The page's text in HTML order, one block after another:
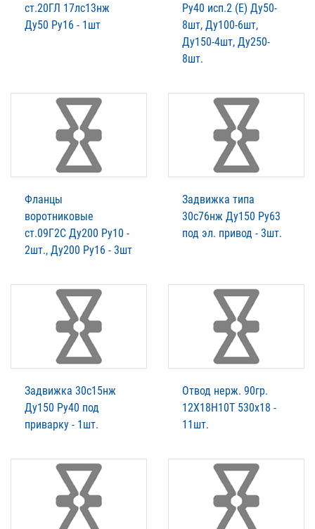
ст.20ГЛ 17лс13нж
Ду50 Ру16 - 1шт
Ру40 исп.2 (Е) Ду50-
8шт, Ду100-6шт,
Ду150-4шт, Ду250-
8шт.
Фланцы
воротниковые
ст.09Г2С Ду200 Ру10 -
2шт., Ду200 Ру16 - 3шт
Задвижка типа
30с76нж Ду150 Ру63
под эл. привод - 3шт.
Задвижка 30с15нж
Ду150 Ру40 под
приварку - 1шт.
Отвод нерж. 90гр.
12Х18Н10Т 530х18 -
11шт.